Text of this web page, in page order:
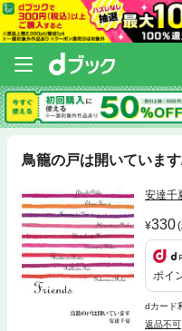
鳥籠の戸は開いていま
安達千
330
ポイ
dカード
返品不可